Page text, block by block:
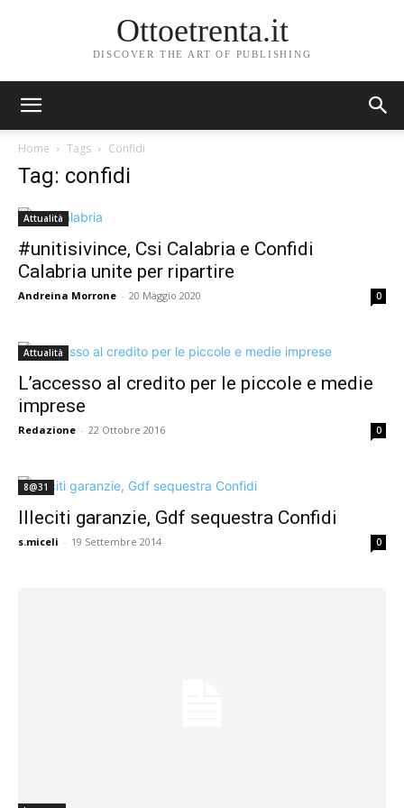
Ottoetrenta.it
DISCOVER THE ART OF PUBLISHING
Home Tags Confidi
Tag: confidi
Attualità
#unitisivince, Csi Calabria e Confidi
Calabria unite per ripartire
Andreina Morrone - 20 Maggio 2020 0
Attualità
L’accesso al credito per le piccole e medie
imprese
Redazione - 22 Ottobre 2016 0
8@31
Illeciti garanzie, Gdf sequestra Confidi
s.miceli - 19 Settembre 2014 0